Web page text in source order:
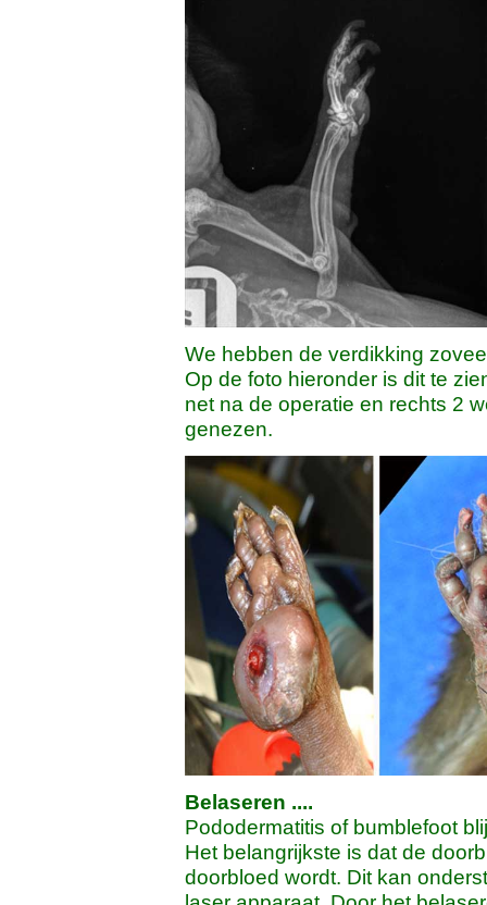
We hebben de verdikking
Op de foto hieronder is dit te
net na de operatie en rechts 2
genezen.
Belaseren ....
Pododermatitis of bumblefoot
Het belangrijkste is dat de
doorbloed wordt. Dit kan